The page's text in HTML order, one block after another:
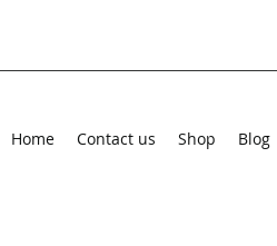
Home Contact us Shop Blog